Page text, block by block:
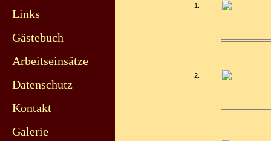
Links
Gästebuch
Arbeitseinsätze
Datenschutz
Kontakt
Galerie
1.
2.